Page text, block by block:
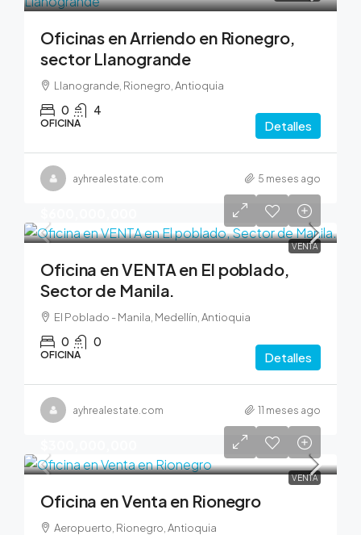
Oficinas en Arriendo en Rionegro,
sector Llanogrande
Llanogrande, Rionegro, Antioquia
0 4
OFICINA Detalles
ayhrealestate.com 5 meses ago
VENTA
Oficina en VENTA en El poblado,
Sector de Manila.
El Poblado - Manila, Medellín, Antioquia
0 0
OFICINA Detalles
ayhrealestate.com 11 meses ago
VENTA
Oficina en Venta en Rionegro
Aeropuerto, Rionegro, Antioquia